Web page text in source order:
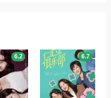
6.2 6.7